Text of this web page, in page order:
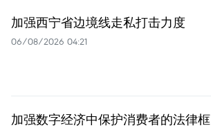
加强西宁省边境线走私打击力度
06/08/2026 04:21
加强数字经济中保护消费者的法律框